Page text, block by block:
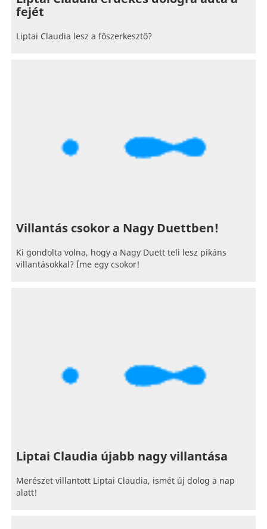
fejét
Liptai Claudia lesz a főszerkesztő?
Villantás csokor a Nagy Duettben!
Ki gondolta volna, hogy a Nagy Duett teli lesz pikáns
villantásokkal? Íme egy csokor!
Liptai Claudia újabb nagy villantása
Merészet villantott Liptai Claudia, ismét új dolog a nap
alatt!